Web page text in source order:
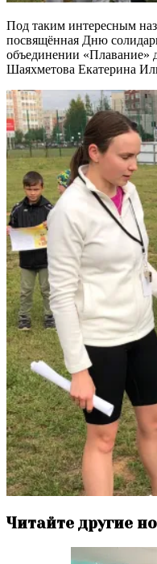
Под таким интересным
посвящённая Дню
объединении «Плавание»
Шаяхметова Екатерина
Читайте другие